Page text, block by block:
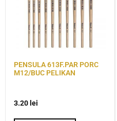
PENSULA 613F.PAR PORC
M12/BUC PELIKAN
3.20 lei